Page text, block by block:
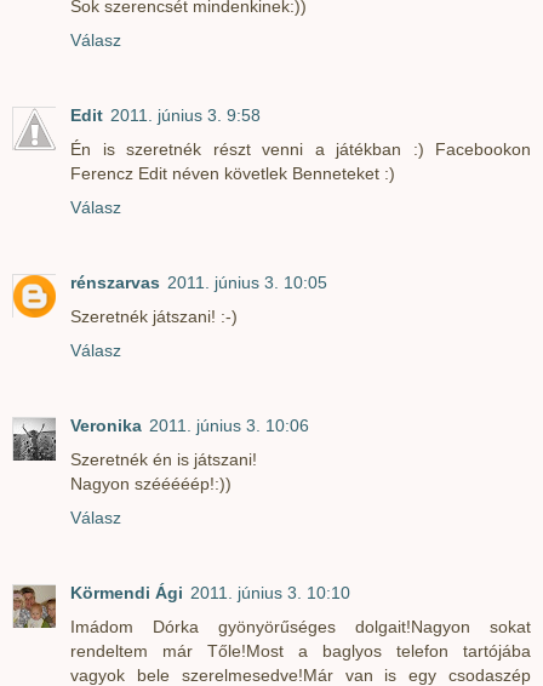
Sok szerencsét mindenkinek:))
Válasz
Edit 2011. június 3. 9:58
Én is szeretnék részt venni a játékban :) Facebookon
Ferencz Edit néven követlek Benneteket :)
Válasz
rénszarvas 2011. június 3. 10:05
Szeretnék játszani! :-)
Válasz
Veronika 2011. június 3. 10:06
Szeretnék én is játszani!
Nagyon szééééép!:))
Válasz
Körmendi Ági 2011. június 3. 10:10
Imádom Dórka gyönyörűséges dolgait!Nagyon sokat
rendeltem már Tőle!Most a baglyos telefon tartójába
vagyok bele szerelmesedve!Már van is egy csodaszép